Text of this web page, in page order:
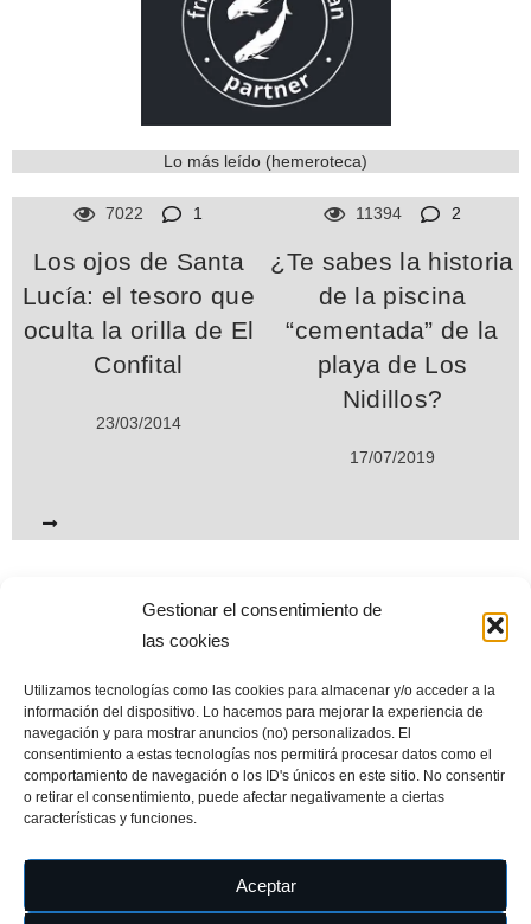
Gestionar el consentimiento de
las cookies
Utilizamos tecnologías como las cookies para almacenar y/o acceder a la
información del dispositivo. Lo hacemos para mejorar la experiencia de
navegación y para mostrar anuncios (no) personalizados. El
consentimiento a estas tecnologías nos permitirá procesar datos como el
comportamiento de navegación o los ID's únicos en este sitio. No consentir
o retirar el consentimiento, puede afectar negativamente a ciertas
características y funciones.
Aceptar
Lo más leído (hemeroteca)
7022 1
Los ojos de Santa
Lucía: el tesoro que
oculta la orilla de El
Confital
23/03/2014
11394 2
¿Te sabes la historia
de la piscina
“cementada” de la
playa de Los
Nidillos?
17/07/2019
www.miplayadelascanteras.com. Desde septiembre de 2004. Todos
los derechos reservados © (All Rights Reserved©)
Esta web es el mayor repositorio de información sobre la playa de
Las Canteras. Sus contenidos están en permanente revisión y
actualización para incorporar nuevos datos, documentos y
perspectivas. Nada permanece inalterable, igual que la orilla de una
playa